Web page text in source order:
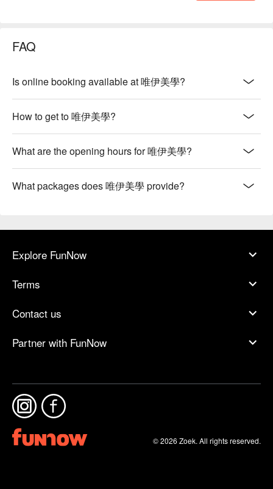
FAQ
Is online booking available at 唯伊美學?
How to get to 唯伊美學?
What are the opening hours for 唯伊美學?
What packages does 唯伊美學 provide?
Explore FunNow
Terms
Contact us
Partner with FunNow
© 2026 Zoek. All rights reserved.